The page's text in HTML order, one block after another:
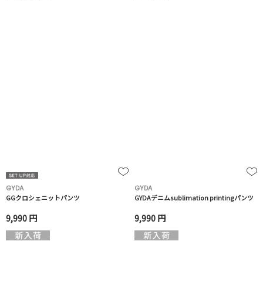
GYDA
GGクロシェニットパンツ
9,990 円
GYDA
GYDAデニムsublimation printingパンツ
9,990 円